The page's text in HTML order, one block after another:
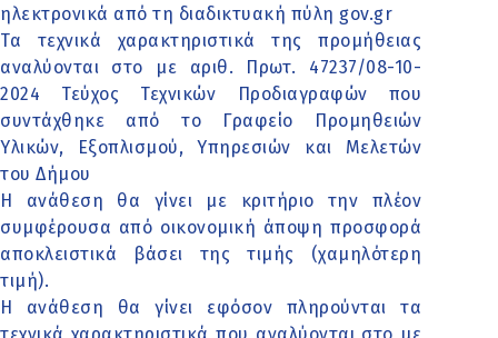
ηλεκτρονικά από τη διαδικτυακή πύλη gov.gr
Τα τεχνικά χαρακτηριστικά της προμήθειας
αναλύονται στο με αριθ. Πρωτ. 47237/08-10-
2024 Τεύχος Τεχνικών Προδιαγραφών που
συντάχθηκε από το Γραφείο Προμηθειών
Υλικών, Εξοπλισμού, Υπηρεσιών και Μελετών
του Δήμου
Η ανάθεση θα γίνει με κριτήριο την πλέον
συμφέρουσα από οικονομική άποψη προσφορά
αποκλειστικά βάσει της τιμής (χαμηλότερη
τιμή).
Η ανάθεση θα γίνει εφόσον πληρούνται τα